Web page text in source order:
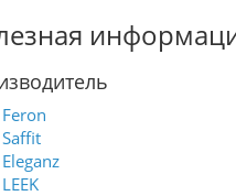
Feron
Saffit
Eleganz
LEEK